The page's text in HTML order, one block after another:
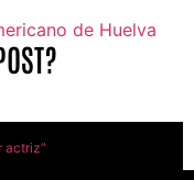
de Huelva
actriz”